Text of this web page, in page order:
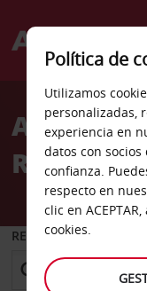
Welcome
AvisAlquiler
Ronneby
RECOGER EN
Política de
Utilizamos
personalizadas,
experiencia en
datos con
confianza.
respecto en
clic en
cookies.